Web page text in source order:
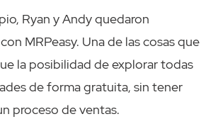
Ryan y Andy quedaron
MRPeasy. Una de las cosas que
la posibilidad de explorar todas
de forma gratuita, sin tener
proceso de ventas.